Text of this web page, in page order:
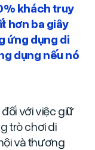
khách truy
hơn ba giây
ứng dụng di
dụng nếu nó
với việc giữ
trò chơi di
và thương